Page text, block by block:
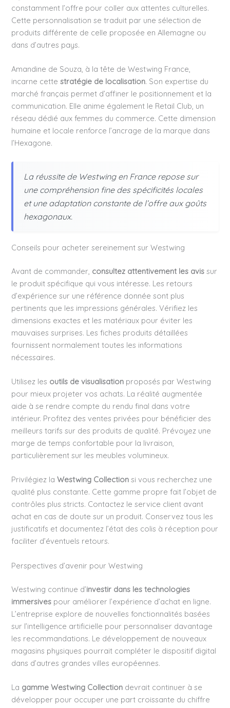
constamment l’offre pour coller aux attentes culturelles.
Cette personnalisation se traduit par une sélection de
produits différente de celle proposée en Allemagne ou
dans d’autres pays.
Amandine de Souza, à la tête de Westwing France,
incarne cettestratégie de localisation. Son expertise du
marché français permet d’affiner le positionnement et la
communication. Elle anime également le Retail Club, un
réseau dédié aux femmes du commerce. Cette dimension
humaine et locale renforce l’ancrage de la marque dans
l’Hexagone.
La réussite de Westwing en France repose sur
une compréhension fine des spécificités locales
et une adaptation constante de l’offre aux goûts
hexagonaux.
Conseils pour acheter sereinement sur Westwing
Avant de commander, consultez attentivement les avis sur
le produit spécifique qui vous intéresse. Les retours
d’expérience sur une référence donnée sont plus
pertinents que les impressions générales. Vérifiez les
dimensions exactes et les matériaux pour éviter les
mauvaises surprises. Les fiches produits détaillées
fournissent normalement toutes les informations
nécessaires.
Utilisez les outils de visualisation proposés par Westwing
pour mieux projeter vos achats. La réalité augmentée
aide à se rendre compte du rendu final dans votre
intérieur. Profitez des ventes privées pour bénéficier des
meilleurs tarifs sur des produits de qualité. Prévoyez une
marge de temps confortable pour la livraison,
particulièrement sur les meubles volumineux.
Privilégiez laWestwing Collection si vous recherchez une
qualité plus constante. Cette gamme propre fait l’objet de
contrôles plus stricts. Contactez le service client avant
achat en cas de doute sur un produit. Conservez tous les
justificatifs et documentez l’état des colis à réception pour
faciliter d’éventuels retours.
Perspectives d’avenir pour Westwing
Westwing continue d’investir dans les technologies
immersives pour améliorer l’expérience d’achat en ligne.
L’entreprise explore de nouvelles fonctionnalités basées
sur l’intelligence artificielle pour personnaliser davantage
les recommandations. Le développement de nouveaux
magasins physiques pourrait compléter le dispositif digital
dans d’autres grandes villes européennes.
La gamme Westwing Collection devrait continuer à se
développer pour occuper une part croissante du chiffre